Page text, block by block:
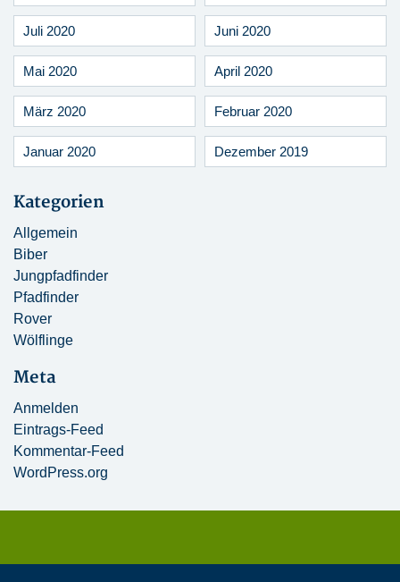
Juli 2020 Juni 2020
Mai 2020 April 2020
März 2020 Februar 2020
Januar 2020 Dezember 2019
Kategorien
Allgemein
Biber
Jungpfadfinder
Pfadfinder
Rover
Wölflinge
Meta
Anmelden
Eintrags-Feed
Kommentar-Feed
WordPress.org